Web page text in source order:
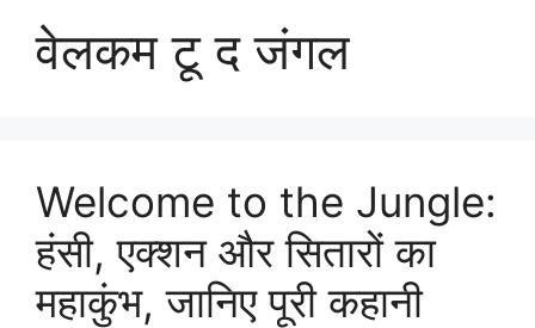
वेलकम टू द जंगल
Welcome to the Jungle:
हंसी, एक्शन और सितारों का
महाकुंभ, जानिए पूरी कहानी